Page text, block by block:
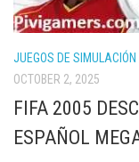
JUEGOS DE SIMULACIÓN
OCTOBER 2, 2025
FIFA 2005
ESPAÑOL